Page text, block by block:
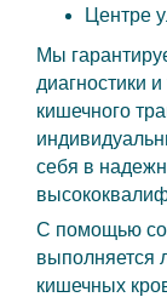
Центре
Мы
диагностики
кишечного
себя в
С помощью
выполняется
кишечных